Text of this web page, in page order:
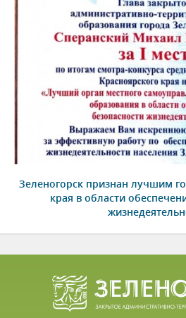
Зеленогорск признан лучшим
края в области